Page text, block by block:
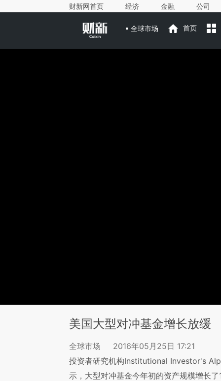
财新网首页 经济 金融 公司
全球市场 首页
美国大型对冲基金增长放缓
全球市场
2016年05月25日 17:21
投资者研究机构Institutional Investor's
示，大型对冲基金今年初的资产规模增长